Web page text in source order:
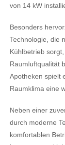
von 14 kW
Besonders
Technologie, die
Kühlbetrieb
Raumluftqualität
Apotheken spielt
Raumklima eine
Neben einer
durch moderne
komfortablen